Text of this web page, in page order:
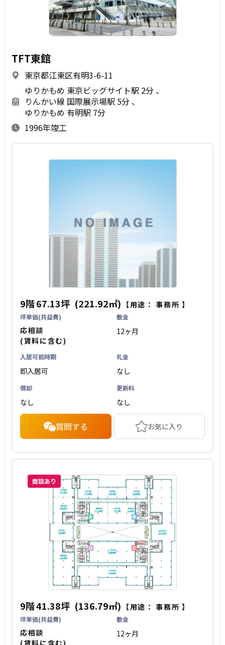
TFT東館
東京都江東区有明3-6-11
ゆりかもめ 東京ビッグサイト駅 2分
りんかい線 国際展示場駅 5分
ゆりかもめ 有明駅 7分
1996年竣工
9階67.13坪 (221.92㎡) 【用途：事務所 】
坪単価(共益費)
応相談
(賃料に含む)
敷金
12ヶ月
入居可能時期
即入居可
礼金
なし
償却
なし
更新料
なし
質問する お気に入り
商談あり
9階41.38坪 (136.79㎡) 【用途：事務所 】
坪単価(共益費)
応相談
敷金
12ヶ月